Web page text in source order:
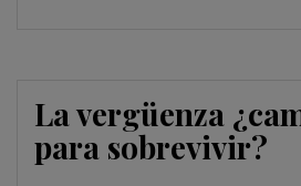
La vergüenza
para sobrevivir?